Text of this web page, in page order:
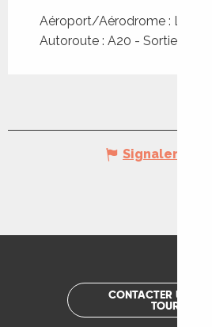
Aéroport/Aérodrome :
Autoroute : A20 - Sortie 54 ou
Signaler une
CONTACTER UN
TOURISME